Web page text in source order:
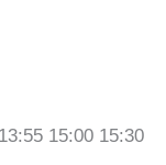
15:00 15:30